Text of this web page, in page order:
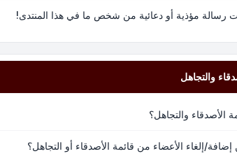
رسالة مؤذية أو دعائية من شخص ما في هذا المنتدى!
والتجاهل
الأصدقاء والتجاهل؟
إلغاء الأعضاء من قائمة الأصدقاء أو التجاهل؟